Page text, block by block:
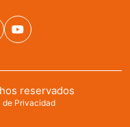
reservados
de Privacidad